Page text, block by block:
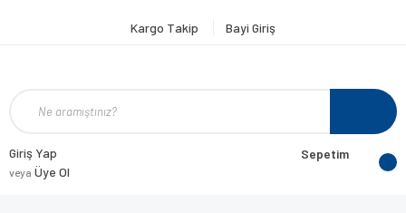
Kargo Takip Bayi Giriş
Giriş Yap
veya Üye Ol
Sepetim